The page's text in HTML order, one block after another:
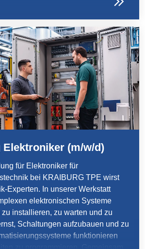
- Lexicon
Reports
services
(m/w/d)
für Elektroniker für
bei KRAIBURG TPE wirst
Experten. In unserer Werkstatt
elektronischen Systeme
installieren, zu warten und zu
Schaltungen aufzubauen und zu
funktionieren